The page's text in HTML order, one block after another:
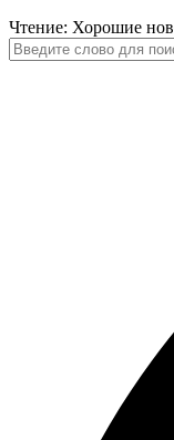
Чтение: Хорошие